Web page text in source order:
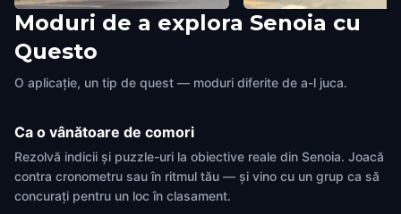
Church
Senoia,United States of America
Former Cotton
Moduri de a explora Senoia cu
Questo
O aplicație, un tip de quest — moduri diferite de a-l juca.
Ca o vânătoare de comori
Rezolvă indicii și puzzle-uri la obiective reale din Senoia. Joacă
contra cronometru sau în ritmul tău — și vino cu un grup ca să
concurați pentru un loc în clasament.